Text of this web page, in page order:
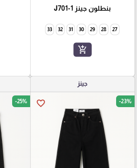
بنطلون جينز J701-1
27
28
29
30
31
32
33
add_shopping_cart
جينز
favorite_border -23%
-25%